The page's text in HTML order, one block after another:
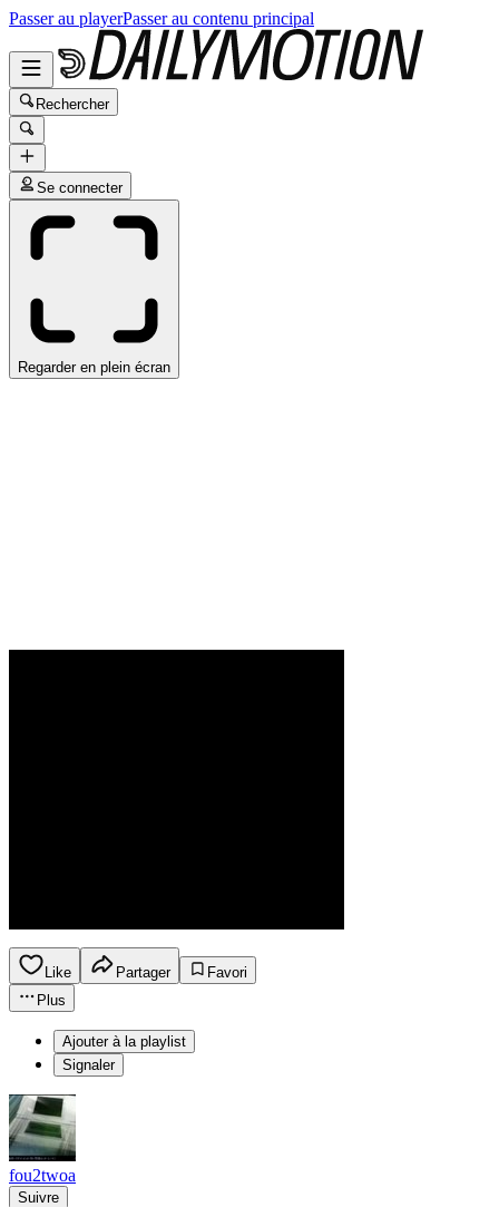
Passer au playerPasser au contenu principal
Rechercher
Se connecter
Regarder en plein écran
Like Partager
Favori
Plus
Ajouter à la playlist
Signaler
fou2twoa
Suivre